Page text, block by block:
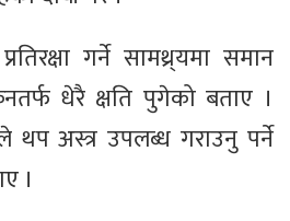
गर्ने सामथ्र्यमा समान
धेरै क्षति पुगेको बताए ।
अस्त्र उपलब्ध गराउनु पर्ने
।